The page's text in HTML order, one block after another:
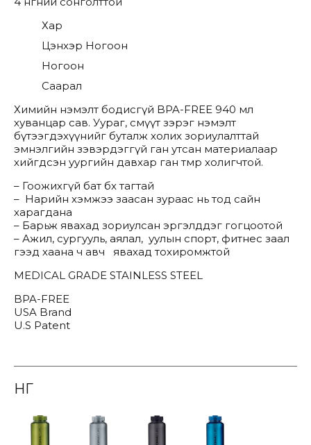
Хар
Цэнхэр Ногоон
Ногоон
Саарал
Химийн нэмэлт бодисгүй BPA-FREE 940 мл
хуванцар сав. Уураг, смүүт зэрэг нэмэлт
бүтээгдэхүүнийг буталж холих зориулалттай
эмнэлгийн зэвэрдэггүй ган утсан материалаар
хийгдсэн уургийн давхар ган төмөр холигчтой.
– Гоожихгүй бат бөх тагтай
– Нарийн хэмжээ заасан зураас нь тод сайн
харагдана
– Барьж явахад зориулсан эргэлддэг гогцоотой
– Ажил, сургууль, аялал, уулын спорт, фитнес заал
гээд хаана ч авч явахад тохиромжтой
MEDICAL GRADE STAINLESS STEEL
BPA-FREE
USA Brand
U.S Patent
ӨНГӨ